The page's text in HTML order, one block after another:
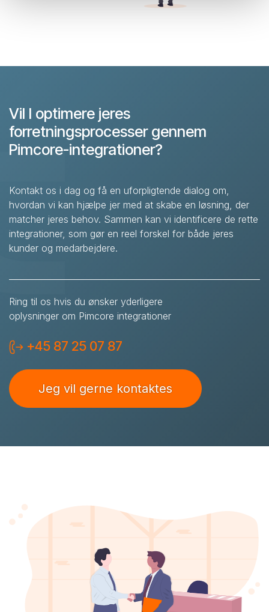
Vil I optimere jeres
forretningsprocesser gennem
Pimcore-integrationer?
Kontakt os i dag og få en uforpligtende dialog om,
hvordan vi kan hjælpe jer med at skabe en løsning, der
matcher jeres behov. Sammen kan vi identificere de rette
integrationer, som gør en reel forskel for både jeres
kunder og medarbejdere.
Ring til os hvis du ønsker yderligere
oplysninger om Pimcore integrationer
+45 87 25 07 87
Jeg vil gerne kontaktes